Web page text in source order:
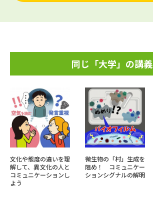
同じ「大学」の講義
文化や態度の違いを理
解して、異文化の人と
コミュニケーションし
よう
微生物の「村」生成を
阻め！ コミュニケー
ションシグナルの解明